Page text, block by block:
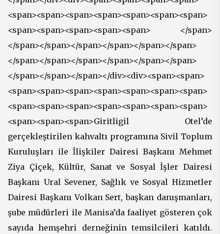
<span><span><span><span><span><span><span>
<span><span><span><span><span> </span>
</span></span></span></span></span></span>
</span></span></span></span></span></span>
</span></span></span></div><div><span><span>
<span><span><span><span><span><span><span>
<span><span><span><span><span><span><span>
<span><span><span>Giritligil Otel’de
gerçekleştirilen kahvaltı programına Sivil Toplum
Kuruluşları ile İlişkiler Dairesi Başkanı Mehmet
Ziya Çiçek, Kültür, Sanat ve Sosyal İşler Dairesi
Başkanı Ural Sevener, Sağlık ve Sosyal Hizmetler
Dairesi Başkanı Volkan Sert, başkan danışmanları,
şube müdürleri ile Manisa’da faaliyet gösteren çok
sayıda hemşehri derneğinin temsilcileri katıldı.